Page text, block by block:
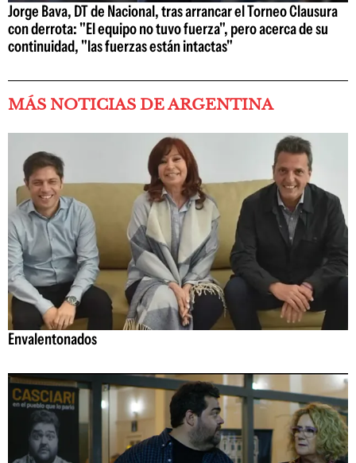
Jorge Bava, DT de Nacional, tras arrancar el Torneo Clausura
con derrota: "El equipo no tuvo fuerza", pero acerca de su
continuidad, "las fuerzas están intactas"
MÁS NOTICIAS DE ARGENTINA
Envalentonados